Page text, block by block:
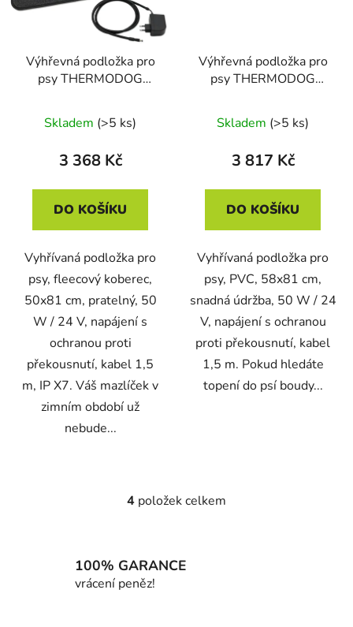
Výhřevná podložka pro
psy THERMODOG
koberec 58x81cm
Skladem (>5 ks)
3 368 Kč
DO KOŠÍKU
Vyhřívaná podložka pro
psy, fleecový koberec,
50x81 cm, pratelný, 50
W / 24 V, napájení s
ochranou proti
překousnutí, kabel 1,5
m, IP X7. Váš mazlíček v
zimním období už
nebude...
Výhřevná podložka pro
psy THERMODOG
58X81cm
Skladem (>5 ks)
3 817 Kč
DO KOŠÍKU
Vyhřívaná podložka pro
psy, PVC, 58x81 cm,
snadná údržba, 50 W / 24
V, napájení s ochranou
proti překousnutí, kabel
1,5 m. Pokud hledáte
topení do psí boudy...
O
á
d
4 položek celkem
100% GARANCE
vrácení peněz!